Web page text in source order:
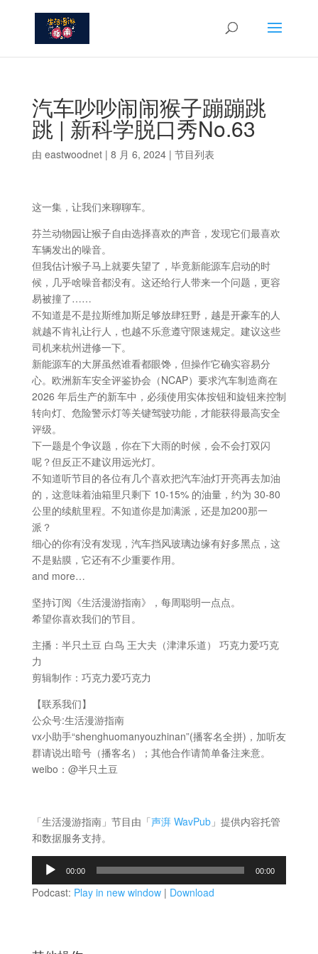
汽车吵吵闹闹猴子蹦蹦跳
跳 | 新科学脱口秀No.63
由 eastwoodnet| 8 月 6, 2024| 节目列表
这一集，让我们来聊聊车。
芬兰动物园让猴子自由选择喜欢的声音，发现它们最喜欢
车辆发出的噪音。
但我估计猴子马上就要失望了，毕竟新能源车启动的时
候，几乎啥噪音都没有。这还给行人带来一个问题，更容
易被撞了……
不知道是不是拉斯维加斯足够放肆狂野，越是开豪车的人
就越不肯礼让行人，也越不乐意遵守限速规定。建议这些
司机来杭州进修一下。
新能源车的大屏虽然谁看都眼馋，但操作它确实容易分
心。欧洲新车安全评鉴协会（NCAP）要求汽车制造商在
2026 年后生产的新车中，必须使用实体按钮和旋钮来控制
转向灯、危险警示灯等关键驾驶功能，才能获得最高安全
评级。
下一题是个争议题，你在下大雨的时候，会不会打双闪
呢？但反正不建议用远光灯。
不知道听节目的各位有几个喜欢把汽车油灯开亮再去加油
的，这意味着油箱里只剩下 10-15% 的油量，约为 30-80
公里的续航里程。不知道你是加满派，还是加200那一
派？
细心的你有没有发现，汽车挡风玻璃边缘有好多黑点，这
不是贴膜，它还有不少重要作用。
and more…
坚持订阅《生活漫游指南》，每周聪明一点点。
希望你喜欢我们的节目。
主播：半只土豆 白鸟 王大夫（津津乐道） 巧克力爱巧克
力
剪辑制作：巧克力爱巧克力
【联系我们】
公众号:生活漫游指南
vx小助手“shenghuomanyouzhinan”(播客名全拼)，加听友
群请说出暗号（播客名）；其他合作请简单备注来意。
weibo：@半只土豆
「生活漫游指南」节目由「声湃 WavPub」提供内容托管
和数据服务支持。
播
00:00 00:00
Podcast: Play in new window| Download